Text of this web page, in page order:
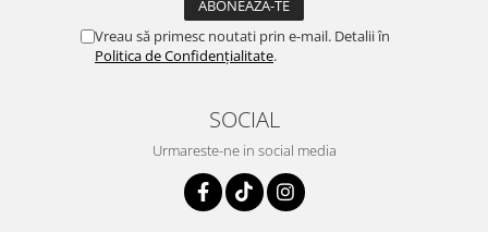
Vreau să primesc noutati prin e-mail. Detalii în
Politica de Confidențialitate.
SOCIAL
Urmareste-ne in social media